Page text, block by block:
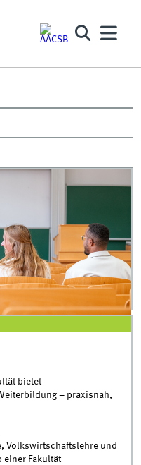
bietet
– praxisnah,
Volkswirtschaftslehre und
Fakultät